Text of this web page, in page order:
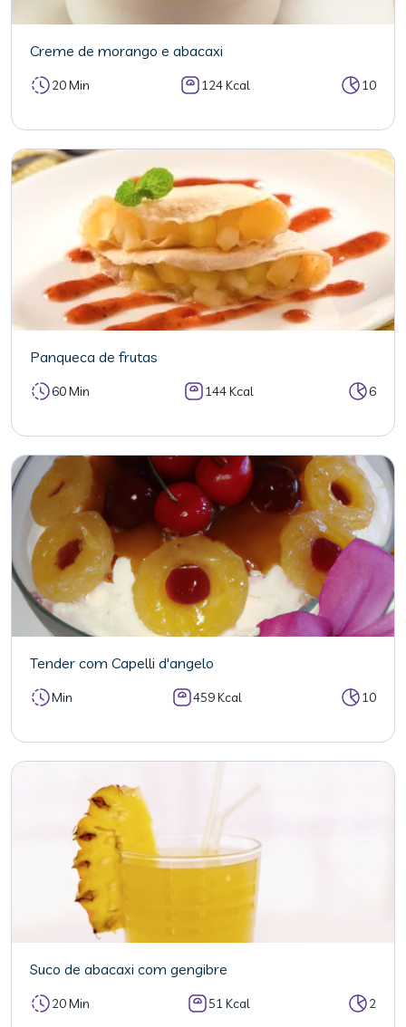
Creme de morango e abacaxi
20 Min 124 Kcal 10
Panqueca de frutas
60 Min 144 Kcal 6
Tender com Capelli d'angelo
Min 459 Kcal 10
Suco de abacaxi com gengibre
20 Min 51 Kcal 2